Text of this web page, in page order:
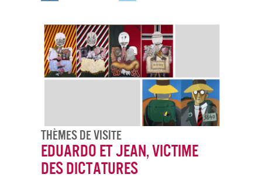
Thèmes De Visite
Eduardo et Jean, victime
des dictatures